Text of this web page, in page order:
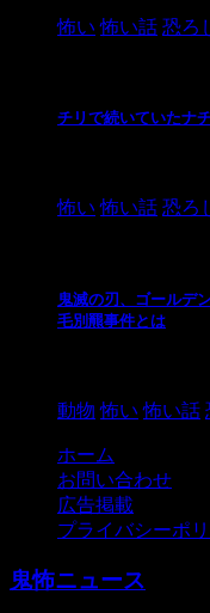
怖い 怖い話 恐ろ
チリで続いていたナ
怖い 怖い話 恐ろ
鬼滅の刃、ゴールデ
毛別羆事件とは
動物 怖い 怖い話
ホーム
お問い合わせ
広告掲載
プライバシーポ
鬼怖ニュース